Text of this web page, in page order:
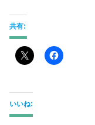
共有:
いいね: